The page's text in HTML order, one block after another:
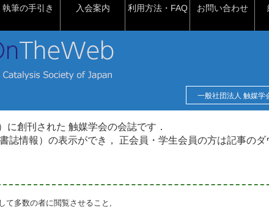
執筆の手引き 入会案内 利用方法・FAQ お問い合わせ
一般社団法人 触媒学
に創刊された 触媒学会の会誌です．
誌情報）の表示ができ， 正会員・学生会員の方は記事のダ
て多数の者に閲覧させること,